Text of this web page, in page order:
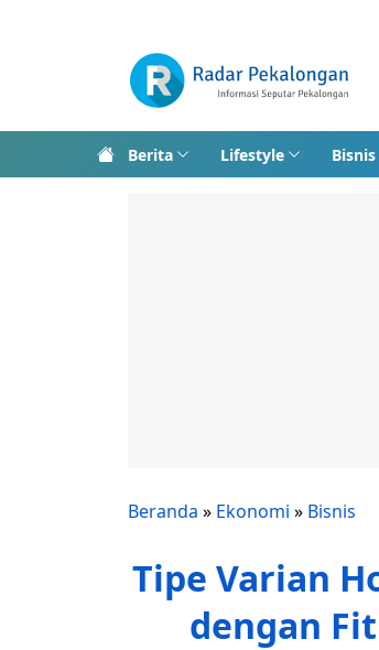
Berita Lifestyle Bisnis
Beranda » Ekonomi » Bisnis
Tipe Varian
dengan